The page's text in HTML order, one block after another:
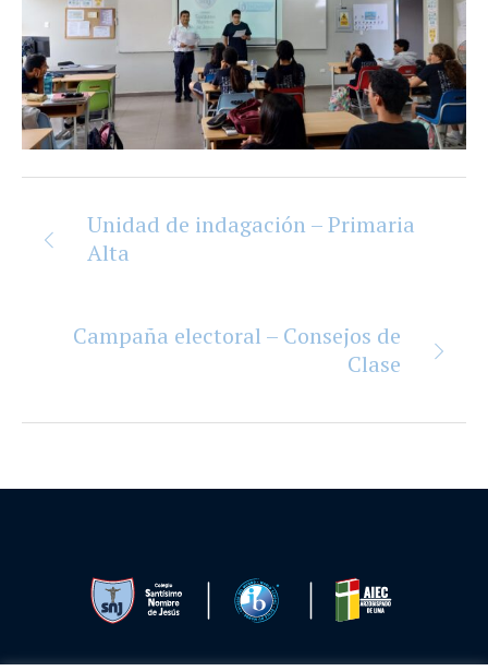
Unidad de indagación – Primaria
Alta
Campaña electoral – Consejos de
Clase